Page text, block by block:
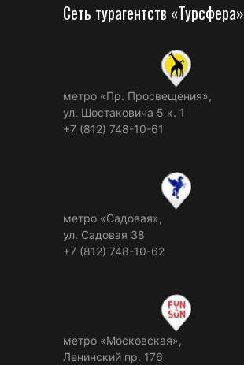
Сеть турагентств «Турсфера»
метро «Пр. Просвещения»,
ул. Шостаковича 5 к. 1
+7 (812) 748-10-61
метро «Садовая»,
ул. Садовая 38
+7 (812) 748-10-62
метро «Московская»,
Ленинский пр. 176